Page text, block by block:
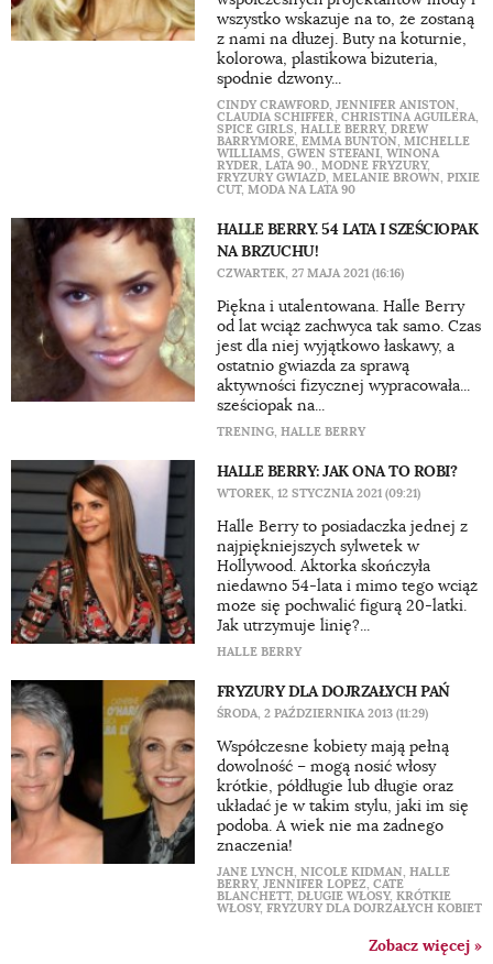
wszystko wskazuje na to, że zostaną
z nami na dłużej. Buty na koturnie,
kolorowa, plastikowa biżuteria,
spodnie dzwony...
CINDY CRAWFORD, JENNIFER ANISTON,
CLAUDIA SCHIFFER, CHRISTINA AGUILERA,
SPICE GIRLS, HALLE BERRY, DREW
BARRYMORE, EMMA BUNTON, MICHELLE
WILLIAMS, GWEN STEFANI, WINONA
RYDER, LATA 90., MODNE FRYZURY,
FRYZURY GWIAZD, MELANIE BROWN, PIXIE
CUT, MODA NA LATA 90
HALLE BERRY. 54 LATA I SZEŚCIOPAK
NA BRZUCHU!
CZWARTEK, 27 MAJA 2021 (16:16)
Piękna i utalentowana. Halle Berry
od lat wciąż zachwyca tak samo. Czas
jest dla niej wyjątkowo łaskawy, a
ostatnio gwiazda za sprawą
aktywności fizycznej wypracowała...
sześciopak na...
TRENING, HALLE BERRY
HALLE BERRY: JAK ONA TO ROBI?
WTOREK, 12 STYCZNIA 2021 (09:21)
Halle Berry to posiadaczka jednej z
najpiękniejszych sylwetek w
Hollywood. Aktorka skończyła
niedawno 54-lata i mimo tego wciąż
może się pochwalić figurą 20-latki.
Jak utrzymuje linię?...
HALLE BERRY
FRYZURY DLA DOJRZAŁYCH PAŃ
ŚRODA, 2 PAŹDZIERNIKA 2013 (11:29)
Współczesne kobiety mają pełną
dowolność – mogą nosić włosy
krótkie, półdługie lub długie oraz
układać je w takim stylu, jaki im się
podoba. A wiek nie ma żadnego
znaczenia!
JANE LYNCH, NICOLE KIDMAN, HALLE
BERRY, JENNIFER LOPEZ, CATE
BLANCHETT, DŁUGIE WŁOSY, KRÓTKIE
WŁOSY, FRYZURY DLA DOJRZAŁYCH KOBIET
Zobacz więcej »